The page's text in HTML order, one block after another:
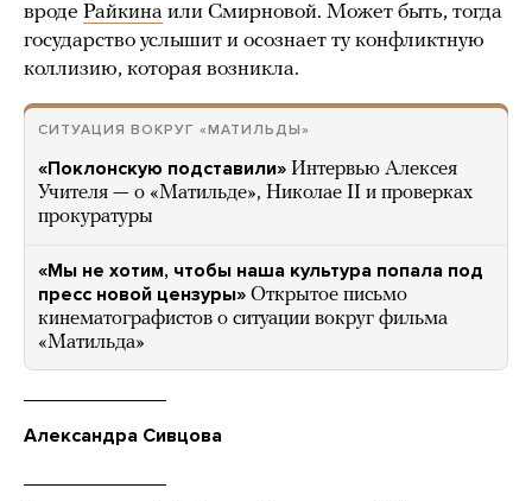
вроде Райкина или Смирновой. Может быть, тогда
государство услышит и осознает ту конфликтную
коллизию, которая возникла.
СИТУАЦИЯ ВОКРУГ «МАТИЛЬДЫ»
«Поклонскую подставили» Интервью Алексея
Учителя — о «Матильде», Николае II и проверках
прокуратуры
«Мы не хотим, чтобы наша культура попала под
пресс новой цензуры» Открытое письмо
кинематографистов о ситуации вокруг фильма
«Матильда»
Александра Сивцова